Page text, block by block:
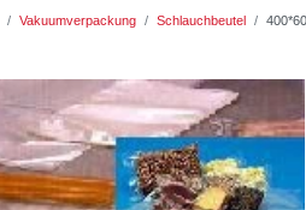
Vakuumverpackung Schlauchbeutel